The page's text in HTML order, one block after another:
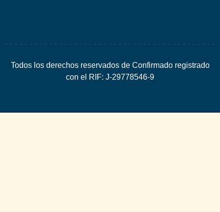
Todos los derechos reservados de Confirmado registrado
con el RIF: J-29778546-9